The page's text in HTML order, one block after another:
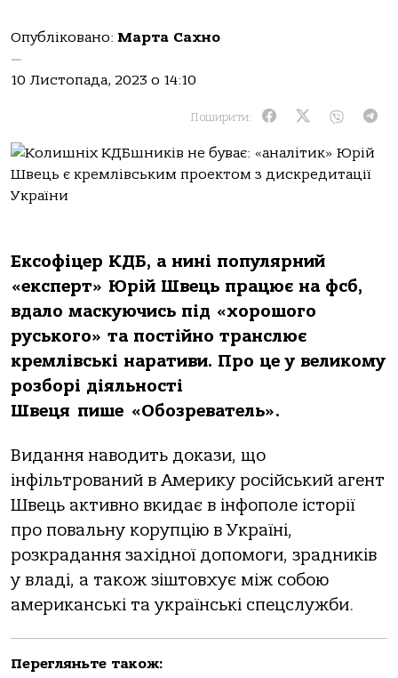
Опубліковано: Марта Сахно
—
10 Листопада, 2023 о 14:10
Поширити:
Ексофіцер КДБ, а нині популярний
«експерт» Юрій Швець працює на фсб,
вдало маскуючись під «хорошого
руського» та постійно транслює
кремлівські наративи. Про це у великому
розборі діяльності
Швеця пише «Обозреватель».
Видання наводить докази, що
інфільтрований в Америку російський агент
Швець активно вкидає в інфополе історії
про повальну корупцію в Україні,
розкрадання західної допомоги, зрадників
у владі, а також зіштовхує між собою
американські та українські спецслужби.
Перегляньте також: